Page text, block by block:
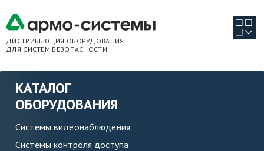
ДИСТРИБЬЮЦИЯ ОБОРУДОВАНИЯ
ДЛЯ СИСТЕМ БЕЗОПАСНОСТИ
КАТАЛОГ
ОБОРУДОВАНИЯ
Системы видеонаблюдения
Системы контроля доступа